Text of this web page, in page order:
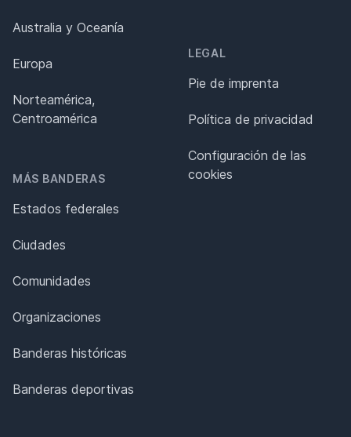
Australia y Oceanía
Europa
Norteamérica,
Centroamérica
MÁS BANDERAS
Estados federales
Ciudades
Comunidades
Organizaciones
Banderas históricas
Banderas deportivas
LEGAL
Pie de imprenta
Política de privacidad
Configuración de las
cookies